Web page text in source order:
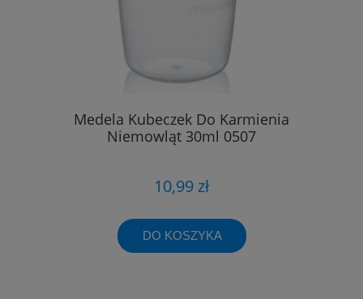
Medela Kubeczek Do Karmienia
Niemowląt 30ml 0507
10,99 zł
DO KOSZYKA